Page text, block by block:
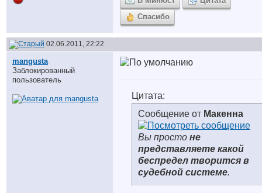
Спасибо
02.06.2011, 22:22
mangusta
Заблокированный
пользователь
Цитата:
Сообщение от Макенна
Вы просто не
представляете какой
беспредел творится в
судебной системе.